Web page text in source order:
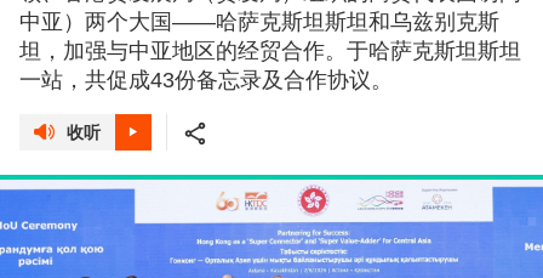
中亚）两个大国——哈萨克斯坦斯坦和乌兹别克斯
坦，加强与中亚地区的经贸合作。于哈萨克斯坦斯坦
一站，共促成43份备忘录及合作协议。
收听